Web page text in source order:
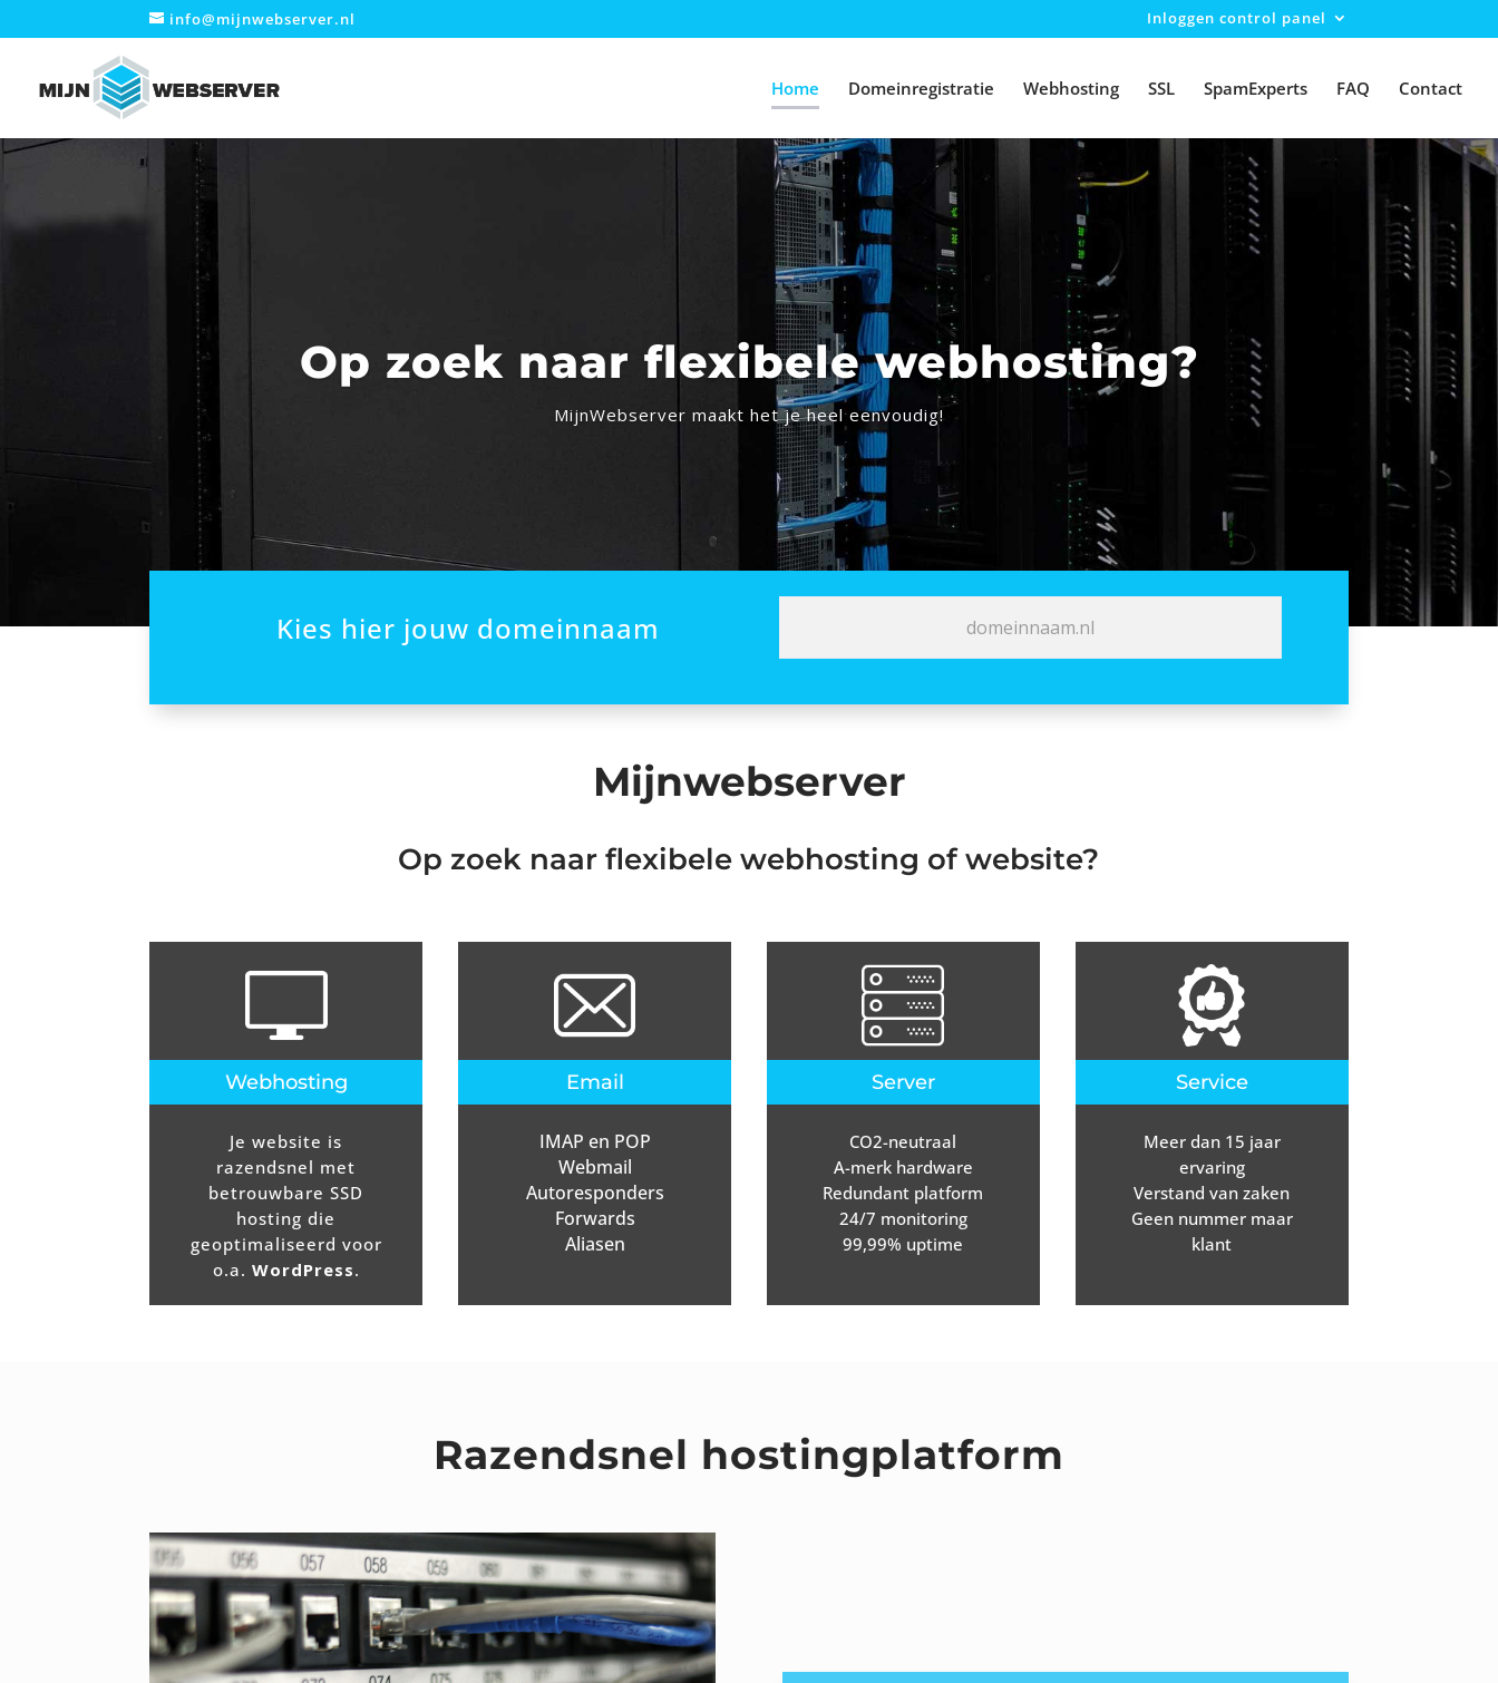
info@mijnwebserver.nl Inloggen control panel
Home Domeinregistratie Webhosting SSL SpamExperts FAQ Contact
Op zoek naar flexibele webhosting?
MijnWebserver maakt het je heel eenvoudig!
Kies hier jouw domeinnaam
Mijnwebserver
Op zoek naar flexibele webhosting of website?
Webhosting
Je website is
razendsnel met
betrouwbare SSD
hosting die
geoptimaliseerd voor
o.a. WordPress.
Email
IMAP en POP
Webmail
Autoresponders
Forwards
Aliasen
Server
CO2-neutraal
A-merk hardware
Redundant platform
24/7 monitoring
99,99% uptime
Service
Meer dan 15 jaar
ervaring
Verstand van zaken
Geen nummer maar
klant
Razendsnel hostingplatform